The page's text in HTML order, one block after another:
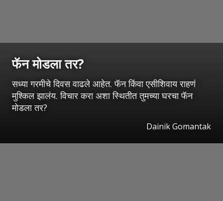
फॅन मोडला तर?
सध्या गरमीचे दिवस वाढले आहेत. फॅन किंवा एसीशिवाय राहणं
मुश्किल झालंय. विचार करा अशा स्थितीत तुमच्या घरचा फॅन
मोडला तर?
Dainik Gomantak